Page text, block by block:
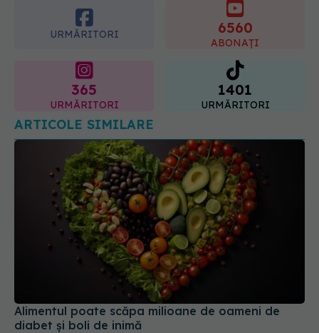
URMĂRITORI 6560
ABONAȚI
365
URMĂRITORI
1401
URMĂRITORI
ARTICOLE SIMILARE
Alimentul poate scăpa milioane de oameni de
diabet și boli de inimă